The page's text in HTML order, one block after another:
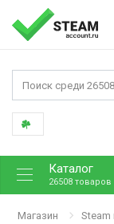
Каталог
26508 товаров
Магазин